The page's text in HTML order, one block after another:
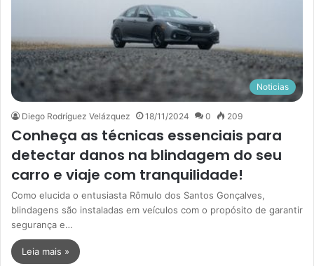
Noticias
Diego Rodríguez Velázquez 18/11/2024 0 209
Conheça as técnicas essenciais para
detectar danos na blindagem do seu
carro e viaje com tranquilidade!
Como elucida o entusiasta Rômulo dos Santos Gonçalves,
blindagens são instaladas em veículos com o propósito de garantir
segurança e…
Leia mais »